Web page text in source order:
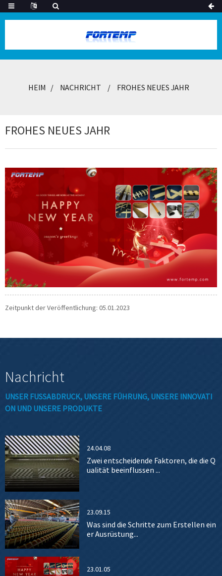
HEIM NACHRICHT FROHES NEUES JAHR
FROHES NEUES JAHR
Zeitpunkt der Veröffentlichung: 05.01.2023
Nachricht
UNSER FUSSABDRUCK, UNSERE FÜHRUNG, UNSERE INNOVATIO
N UND UNSERE PRODUKTE
24.04.08
Zwei entscheidende Faktoren, die die Q
ualität beeinflussen ...
23.09.15
Was sind die Schritte zum Erstellen ein
er Ausrüstung...
23.01.05